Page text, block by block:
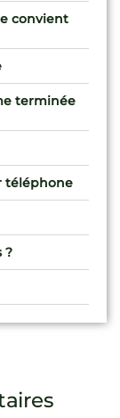
convient
terminée
téléphone
?